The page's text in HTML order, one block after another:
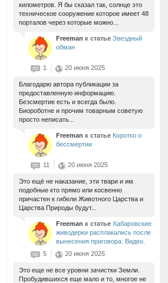
километров. Я бы сказал так, солнце это
техническое сооружение которое имеет 48
порталов через которые можно...
Freeman к статье Звездный
обман
1 20 июня 2025
Благодарю автора публикации за
предоставленную информацию.
Безсмертие есть и всегда было.
Биороботне и прочим товарным советую
просто неписать...
Freeman к статье Коротко о
бессмертии
11 20 июня 2025
Это ещё не наказание, эти твари и им
подобные кто прямо или косвенно
причастен к гибели Животного Царства и
Царства Природы будут...
Freeman к статье Хабаровские
живодерки расплакались после
вынесения приговора. Видео.
5
20 июня 2025
Это еще не все уровни зачистки Земли.
Пробудившихся еще мало и то, многое не